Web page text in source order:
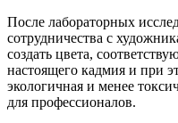
После лабораторных
сотрудничества с
создать цвета,
настоящего кадмия и при
экологичная и менее
для профессионалов.